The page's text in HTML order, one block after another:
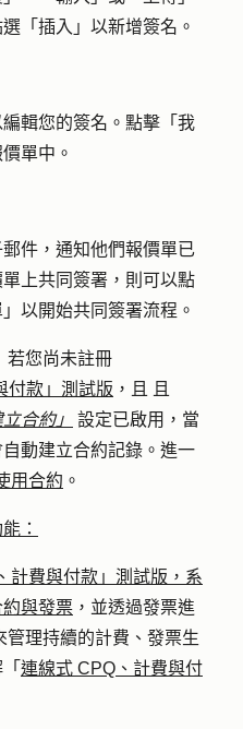
選「 插入 」以新增簽名。
編輯您的簽名。點擊「 我
單中。
件，通知他們報價單已
上共同簽署，則可以點
」以開始共同簽署流程。
若您尚未註冊
付款」測試版 ，且
且
合約」
設定已啟用，當
動建立合約記錄。進一
用合約 。
：
計費與付款」測試版，系
約與發票 ，並透過發票進
管理持續的計費、發票生
連線式 CPQ、計費與付